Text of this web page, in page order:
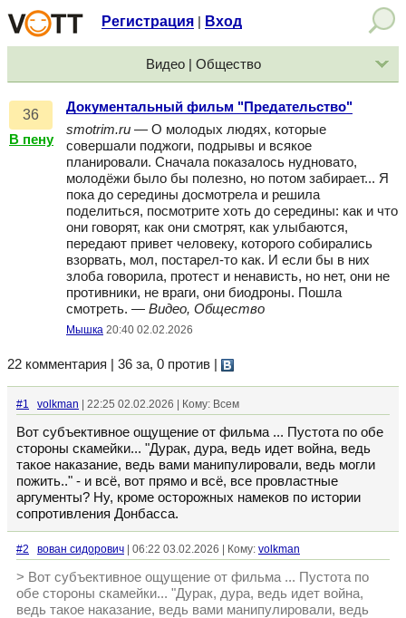
Регистрация Вход
Видео | Общество
36
В пену
Документальный фильм "Предательство"
smotrim.ru — О молодых людях, которые
совершали поджоги, подрывы и всякое
планировали. Сначала показалось нудновато,
молодёжи было бы полезно, но потом забирает... Я
пока до середины досмотрела и решила
поделиться, посмотрите хоть до середины: как и что
они говорят, как они смотрят, как улыбаются,
передают привет человеку, которого собирались
взорвать, мол, постарел-то как. И если бы в них
злоба говорила, протест и ненависть, но нет, они не
противники, не враги, они биодроны. Пошла
смотреть. — Видео, Общество
Мышка 20:40 02.02.2026
22 комментария | 36 за, 0 против
#1 volkman | 22:25 02.02.2026 | Кому: Всем
Вот субъективное ощущение от фильма ... Пустота по обе
стороны скамейки... "Дурак, дура, ведь идет война, ведь
такое наказание, ведь вами манипулировали, ведь могли
пожить.." - и всё, вот прямо и всё, все провластные
аргументы? Ну, кроме осторожных намеков по истории
сопротивления Донбасса.
#2 вован сидорович | 06:22 03.02.2026 | Кому: volkman
> Вот субъективное ощущение от фильма ... Пустота по
обе стороны скамейки... "Дурак, дура, ведь идет война,
ведь такое наказание, ведь вами манипулировали, ведь